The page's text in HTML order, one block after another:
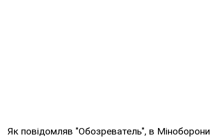
Як повідомляв "Обозреватель", в Міноборони